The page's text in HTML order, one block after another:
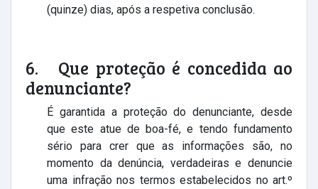
(quinze) dias, após a respetiva conclusão.
6. Que proteção é concedida ao
denunciante?
É garantida a proteção do denunciante, desde
que este atue de boa-fé, e tendo fundamento
sério para crer que as informações são, no
momento da denúncia, verdadeiras e denuncie
uma infração nos termos estabelecidos no art.º